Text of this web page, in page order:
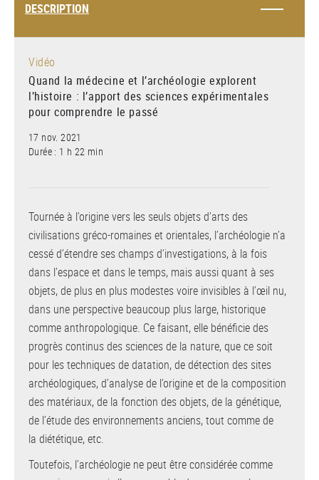
DESCRIPTION
Vidéo
Quand la médecine et l’archéologie explorent
l’histoire : l’apport des sciences expérimentales
pour comprendre le passé
17 nov. 2021
Durée : 1 h 22 min
Tournée à l’origine vers les seuls objets d’arts des
civilisations gréco-romaines et orientales, l’archéologie n’a
cessé d’étendre ses champs d’investigations, à la fois
dans l’espace et dans le temps, mais aussi quant à ses
objets, de plus en plus modestes voire invisibles à l’œil nu,
dans une perspective beaucoup plus large, historique
comme anthropologique. Ce faisant, elle bénéficie des
progrès continus des sciences de la nature, que ce soit
pour les techniques de datation, de détection des sites
archéologiques, d’analyse de l’origine et de la composition
des matériaux, de la fonction des objets, de la génétique,
de l’étude des environnements anciens, tout comme de
la diététique, etc.
Toutefois, l’archéologie ne peut être considérée comme